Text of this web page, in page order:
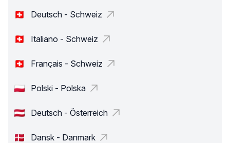
Deutsch - Schweiz
Italiano - Schweiz
Français - Schweiz
Polski - Polska
Deutsch - Österreich
Dansk - Danmark